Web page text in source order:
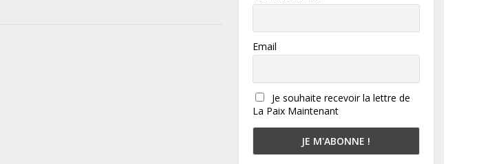
Email
Je souhaite recevoir la lettre de
La Paix Maintenant